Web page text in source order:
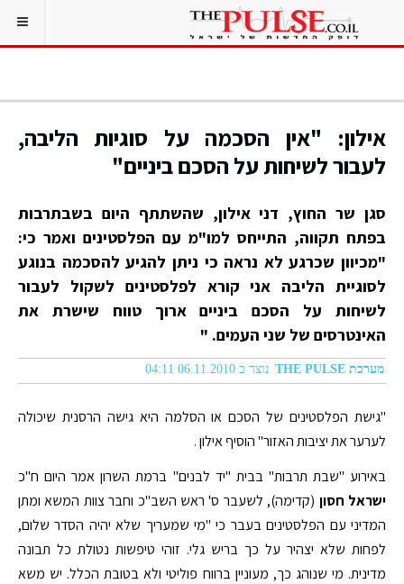
אילון: "אין הסכמה על סוגיות הליבה,
לעבור לשיחות על הסכם ביניים"
סגן שר החוץ, דני אילון, שהשתתף היום בשבתרבות
בפתח תקווה, התייחס למו"מ עם הפלסטינים ואמר כי:
"מכיוון שכרגע לא נראה כי ניתן להגיע להסכמה בנוגע
לסוגיית הליבה אני קורא לפלסטינים לשקול לעבור
לשיחות על הסכם ביניים ארוך טווח שישרת את
האינטרסים של שני העמים. "
מערכת THE PULSE נוצר ב 06.11.2010 04:11
"גישת הפלסטינים של הסכם או הסלמה היא גישה הרסנית שיכולה
לערער את יציבות האזור" הוסיף אילון .
באירוע "שבת תרבות" בבית "יד לבנים" ברמת השרון אמר היום ח"כ
ישראל חסון (קדימה), לשעבר ס' ראש השב"כ וחבר צוות המשא ומתן
המדיני עם הפלסטינים בעבר כי "מי שמעריך שלא יהיה הסדר שלום,
לפחות שלא יצהיר על כך בריש גלי. זוהי טיפשות נטולת כל תבונה
מדינית. מי שנוהג כך, מעוניין ברווח פוליטי ולא בטובת הכלל. יש משא